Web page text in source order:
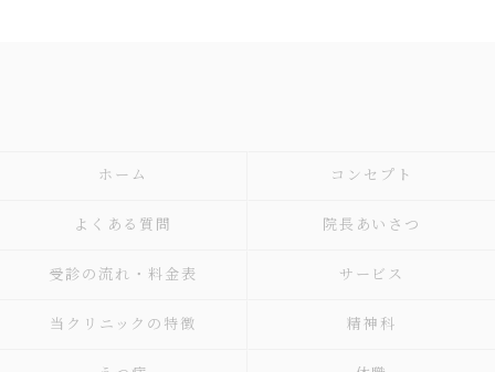
ホーム コンセプト
よくある質問 院長あいさつ
受診の流れ・料金表 サービス
当クリニックの特徴 精神科